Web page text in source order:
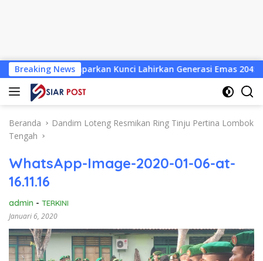
Langsung
ke
konten
Breaking NewsKunci Lahirkan Generasi Emas 2045 Atlet
Beranda
Dandim Loteng Resmikan Ring Tinju Pertina Lombok
Tengah
WhatsApp-Image-2020-01-06-at-
16.11.16
admin - TERKINI
Januari 6, 2020